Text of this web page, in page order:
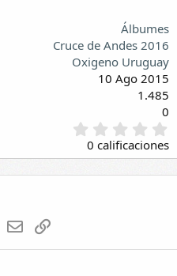
Álbumes
Cruce de Andes 2016
Oxigeno Uruguay
10 Ago 2015
1.485
0
,
0
0
l
0 calificaciones
WhatsApp
E-mail